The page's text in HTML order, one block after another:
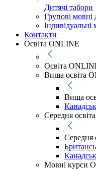
Дитячі табори
Групові мовні
Індивідуальні
Контакти
Освіта ONLINE
Освіта
Вища освіта
Вища
Середня
Середня
Мовні курси